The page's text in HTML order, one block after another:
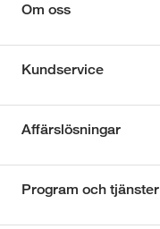
Om oss
Kundservice
Affärslösningar
Program och tjänster